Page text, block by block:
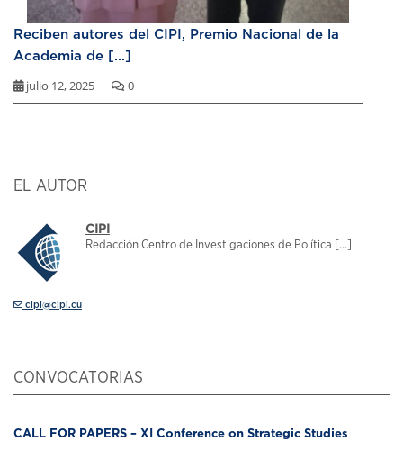
Reciben autores del CIPI, Premio Nacional de la
Academia de [...]
julio 12, 2025 0
EL AUTOR
CIPI
Redacción Centro de Investigaciones de Política [...]
cipi@cipi.cu
CONVOCATORIAS
CALL FOR PAPERS – XI Conference on Strategic Studies